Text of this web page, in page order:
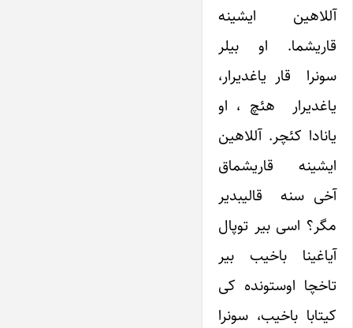
آللاهین ایشینه
قاریشما. او بیلر
سونرا قار یاغدیرار،
یاغدیرار هئچ ، او
یانادا کئچر. آللاهین
ایشینه قاریشماق
آخی سنه قالیبدیر
مگر؟ اسی بیر توپال
آیاغینا باخیب بیر
تاخچا اوستونده کی
کیتابا باخیب، سونرا